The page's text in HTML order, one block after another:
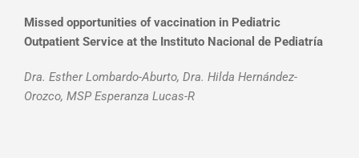
Missed opportunities of vaccination in Pediatric
Outpatient Service at the Instituto Nacional de Pediatría
Dra. Esther Lombardo-Aburto, Dra. Hilda Hernández-
Orozco, MSP Esperanza Lucas-R